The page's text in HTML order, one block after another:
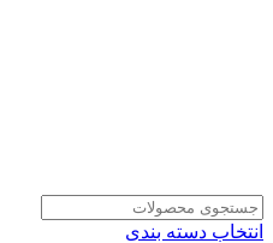
انتخاب دسته بندی